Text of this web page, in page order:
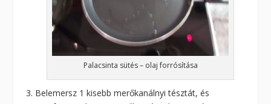
Palacsinta sütés – olaj forrósítása
Belemersz 1 kisebb merőkanálnyi tésztát, és